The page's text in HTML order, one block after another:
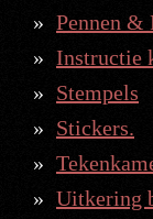
Pennen &
Instructie
Stempels
Stickers.
Uitkering